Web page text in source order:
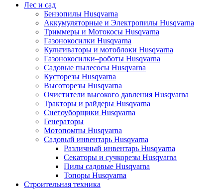
Лес и сад
Бензопилы Husqvarna
Аккумуляторные и Электропилы Нusqvarna
Триммеры и Мотокосы Нusqvarna
Газонокосилки Husqvarna
Культиваторы и мотоблоки Husqvarna
Газонокосилки–роботы Husqvarna
Садовые пылесосы Husqvarna
Кусторезы Husqvarna
Высоторезы Husqvarna
Очистители высокого давления Husqvarna
Тракторы и райдеры Husqvarna
Снегоуборщики Husqvarna
Генераторы
Мотопомпы Husqvarna
Садовый инвентарь Husqvarna
Различный инвентарь Husqvarna
Секаторы и сучкорезы Husqvarna
Пилы садовые Husqvarna
Топоры Husqvarna
Строительная техника